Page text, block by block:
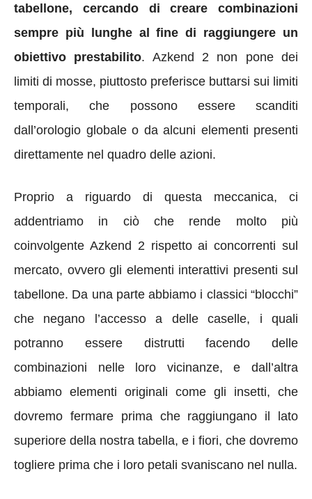
tabellone, cercando di creare combinazioni
sempre più lunghe al fine di raggiungere un
obiettivo prestabilito. Azkend 2 non pone dei
limiti di mosse, piuttosto preferisce buttarsi sui limiti
temporali, che possono essere scanditi
dall’orologio globale o da alcuni elementi presenti
direttamente nel quadro delle azioni.
Proprio a riguardo di questa meccanica, ci
addentriamo in ciò che rende molto più
coinvolgente Azkend 2 rispetto ai concorrenti sul
mercato, ovvero gli elementi interattivi presenti sul
tabellone. Da una parte abbiamo i classici “blocchi”
che negano l’accesso a delle caselle, i quali
potranno essere distrutti facendo delle
combinazioni nelle loro vicinanze, e dall’altra
abbiamo elementi originali come gli insetti, che
dovremo fermare prima che raggiungano il lato
superiore della nostra tabella, e i fiori, che dovremo
togliere prima che i loro petali svaniscano nel nulla.